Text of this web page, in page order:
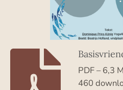
PDF – 6,3
460